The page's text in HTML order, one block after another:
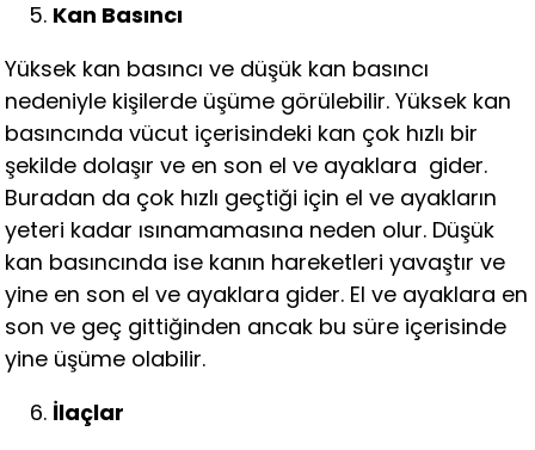
Kan Basıncı
Yüksek kan basıncı ve düşük kan basıncı
nedeniyle kişilerde üşüme görülebilir. Yüksek kan
basıncında vücut içerisindeki kan çok hızlı bir
şekilde dolaşır ve en son el ve ayaklara gider.
Buradan da çok hızlı geçtiği için el ve ayakların
yeteri kadar ısınamamasına neden olur. Düşük
kan basıncında ise kanın hareketleri yavaştır ve
yine en son el ve ayaklara gider. El ve ayaklara en
son ve geç gittiğinden ancak bu süre içerisinde
yine üşüme olabilir.
İlaçlar